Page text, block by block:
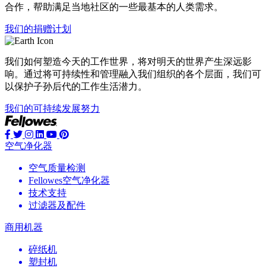
合作，帮助满足当地社区的一些最基本的人类需求。
我们的捐赠计划
我们如何塑造今天的工作世界，将对明天的世界产生深远影
响。通过将可持续性和管理融入我们组织的各个层面，我们可
以保护子孙后代的工作生活潜力。
我们的可持续发展努力
空气净化器
空气质量检测
Fellowes空气净化器
技术支持
过滤器及配件
商用机器
碎纸机
塑封机